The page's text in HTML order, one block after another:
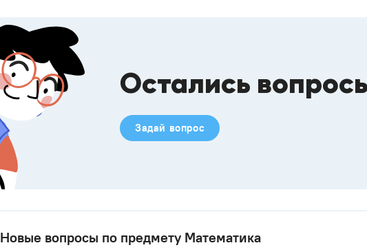
Остались
Задай вопрос
Новые вопросы по предмету Математика